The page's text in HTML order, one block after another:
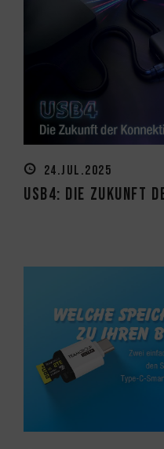
24.JUL.2025
USB4: Die Zukunft